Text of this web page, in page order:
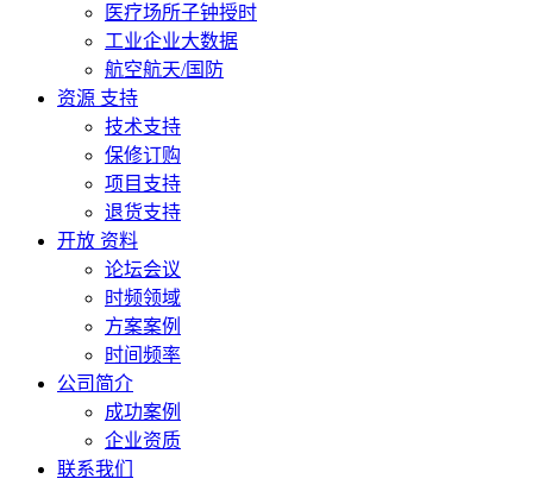
医疗场所子钟授时
工业企业大数据
航空航天/国防
资源 支持
技术支持
保修订购
项目支持
退货支持
开放 资料
论坛会议
时频领域
方案案例
时间频率
公司简介
成功案例
企业资质
联系我们